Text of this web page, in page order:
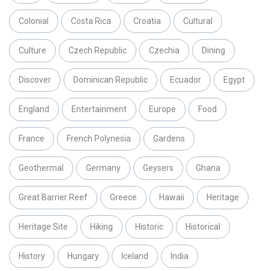
Colonial Costa Rica Croatia Cultural
Culture Czech Republic Czechia Dining
Discover Dominican Republic Ecuador Egypt
England Entertainment Europe Food
France French Polynesia Gardens
Geothermal Germany Geysers Ghana
Great Barrier Reef Greece Hawaii Heritage
Heritage Site Hiking Historic Historical
History Hungary Iceland India